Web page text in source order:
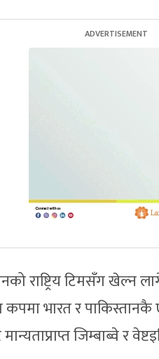
राष्ट्रिय टिमसँग खेल्न
कपमा भारत र
जिम्बाब्वे र